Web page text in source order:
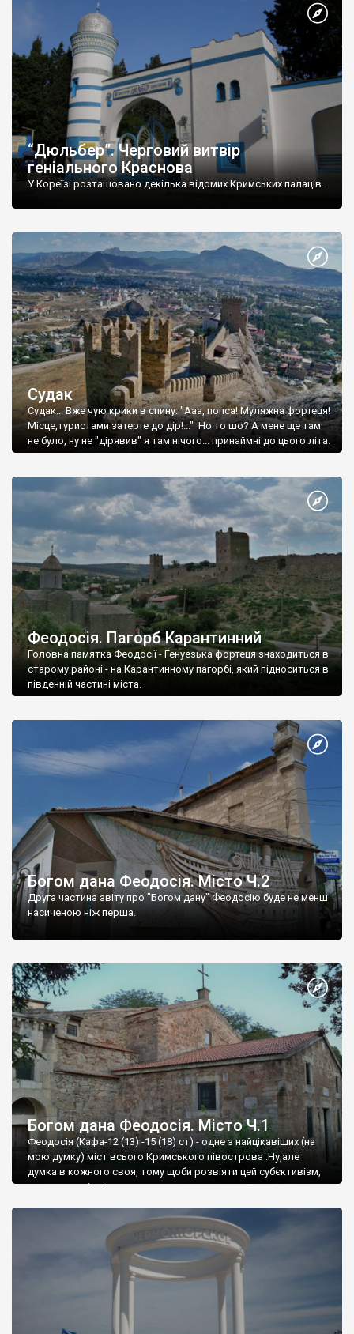
“Дюльбер”. Черговий витвір
геніального Краснова
У Кореїзі розташовано декілька відомих Кримських палаців.
Судак
Судак... Вже чую крики в спину: "Ааа, попса! Муляжна фортеця!
Місце,туристами затерте до дір!..." Но то шо? А мене ще там
не було, ну не "дірявив" я там нічого... принаймні до цього літа.
Феодосія. Пагорб Карантинний
Головна памятка Феодосії - Генуезька фортеця знаходиться в
старому районі - на Карантинному пагорбі, який підноситься в
південній частині міста.
Богом дана Феодосія. Місто Ч.2
Друга частина звіту про "Богом дану" Феодосію буде не менш
насиченою ніж перша.
Богом дана Феодосія. Місто Ч.1
Феодосія (Кафа-12 (13) -15 (18) ст) - одне з найцікавіших (на
мою думку) міст всього Кримського півострова .Ну,але
думка в кожного своя, тому щоби розвіяти цей субєктивізм,
запрошую відвідати це